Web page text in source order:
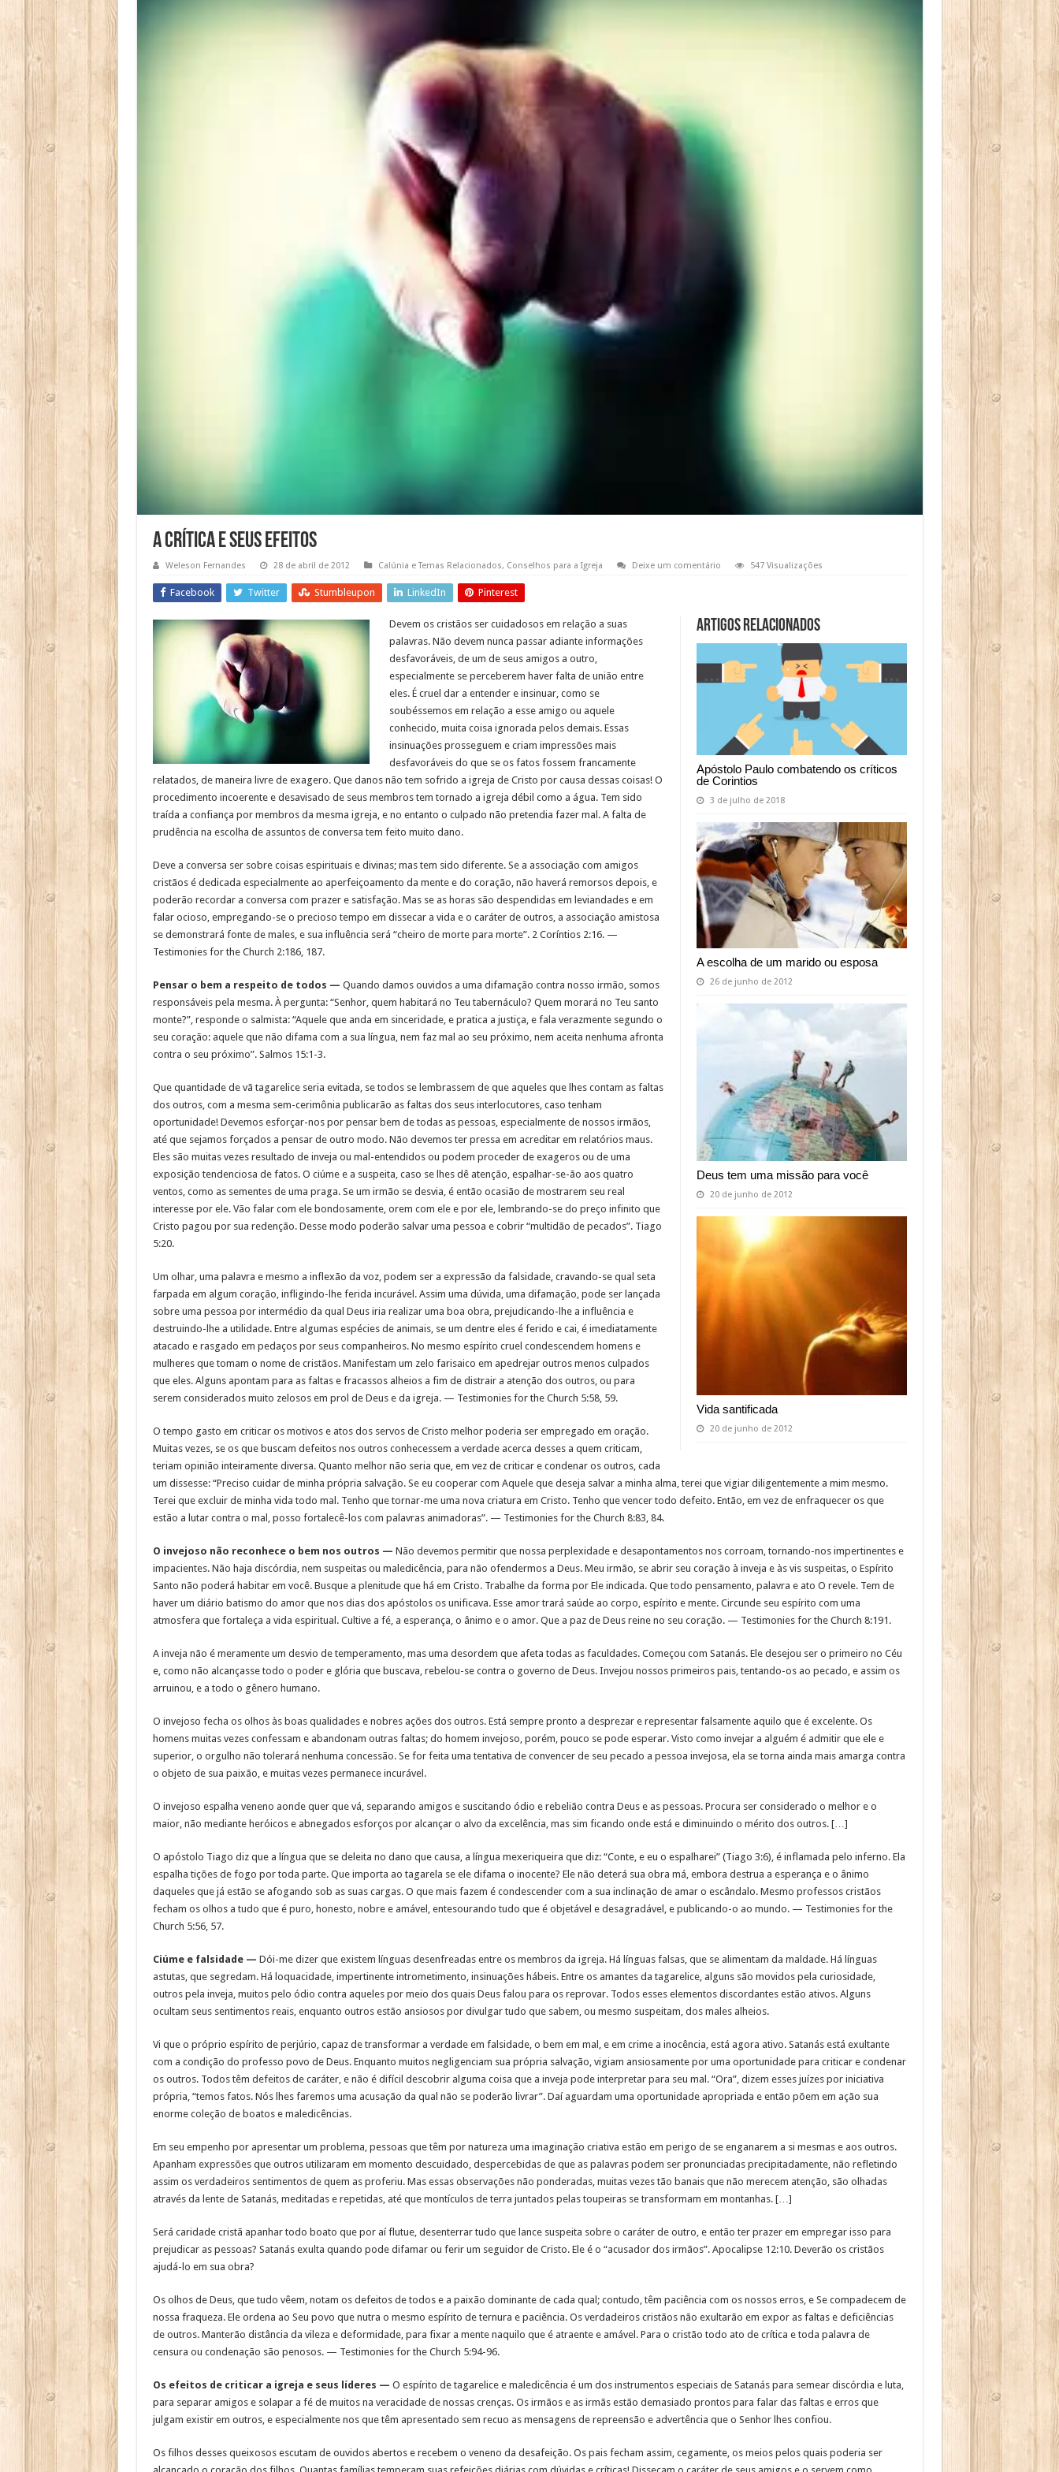
A crítica e seus efeitos
Weleson Fernandes 28 de abril de 2012 Calúnia e Temas Relacionados, Conselhos para a Igreja Deixe um comentário 547 Visualizações
Facebook Twitter Stumbleupon LinkedIn Pinterest
Artigos relacionados
Apóstolo Paulo combatendo os críticos
de Corintios
3 de julho de 2018
A escolha de um marido ou esposa
26 de junho de 2012
Deus tem uma missão para você
20 de junho de 2012
Vida santificada
20 de junho de 2012
Devem os cristãos ser cuidadosos em relação a suas
palavras. Não devem nunca passar adiante informações
desfavoráveis, de um de seus amigos a outro,
especialmente se perceberem haver falta de união entre
eles. É cruel dar a entender e insinuar, como se
soubéssemos em relação a esse amigo ou aquele
conhecido, muita coisa ignorada pelos demais. Essas
insinuações prosseguem e criam impressões mais
desfavoráveis do que se os fatos fossem francamente
relatados, de maneira livre de exagero. Que danos não tem sofrido a igreja de Cristo por causa dessas coisas! O
procedimento incoerente e desavisado de seus membros tem tornado a igreja débil como a água. Tem sido
traída a confiança por membros da mesma igreja, e no entanto o culpado não pretendia fazer mal. A falta de
prudência na escolha de assuntos de conversa tem feito muito dano.
Deve a conversa ser sobre coisas espirituais e divinas; mas tem sido diferente. Se a associação com amigos
cristãos é dedicada especialmente ao aperfeiçoamento da mente e do coração, não haverá remorsos depois, e
poderão recordar a conversa com prazer e satisfação. Mas se as horas são despendidas em leviandades e em
falar ocioso, empregando-se o precioso tempo em dissecar a vida e o caráter de outros, a associação amistosa
se demonstrará fonte de males, e sua influência será “cheiro de morte para morte”. 2 Coríntios 2:16. —
Testimonies for the Church 2:186, 187.
Pensar o bem a respeito de todos — Quando damos ouvidos a uma difamação contra nosso irmão, somos
responsáveis pela mesma. À pergunta: “Senhor, quem habitará no Teu tabernáculo? Quem morará no Teu santo
monte?”, responde o salmista: “Aquele que anda em sinceridade, e pratica a justiça, e fala verazmente segundo o
seu coração: aquele que não difama com a sua língua, nem faz mal ao seu próximo, nem aceita nenhuma afronta
contra o seu próximo”. Salmos 15:1-3.
Que quantidade de vã tagarelice seria evitada, se todos se lembrassem de que aqueles que lhes contam as faltas
dos outros, com a mesma sem-cerimônia publicarão as faltas dos seus interlocutores, caso tenham
oportunidade! Devemos esforçar-nos por pensar bem de todas as pessoas, especialmente de nossos irmãos,
até que sejamos forçados a pensar de outro modo. Não devemos ter pressa em acreditar em relatórios maus.
Eles são muitas vezes resultado de inveja ou mal-entendidos ou podem proceder de exageros ou de uma
exposição tendenciosa de fatos. O ciúme e a suspeita, caso se lhes dê atenção, espalhar-se-ão aos quatro
ventos, como as sementes de uma praga. Se um irmão se desvia, é então ocasião de mostrarem seu real
interesse por ele. Vão falar com ele bondosamente, orem com ele e por ele, lembrando-se do preço infinito que
Cristo pagou por sua redenção. Desse modo poderão salvar uma pessoa e cobrir “multidão de pecados”. Tiago
5:20.
Um olhar, uma palavra e mesmo a inflexão da voz, podem ser a expressão da falsidade, cravando-se qual seta
farpada em algum coração, infligindo-lhe ferida incurável. Assim uma dúvida, uma difamação, pode ser lançada
sobre uma pessoa por intermédio da qual Deus iria realizar uma boa obra, prejudicando-lhe a influência e
destruindo-lhe a utilidade. Entre algumas espécies de animais, se um dentre eles é ferido e cai, é imediatamente
atacado e rasgado em pedaços por seus companheiros. No mesmo espírito cruel condescendem homens e
mulheres que tomam o nome de cristãos. Manifestam um zelo farisaico em apedrejar outros menos culpados
que eles. Alguns apontam para as faltas e fracassos alheios a fim de distrair a atenção dos outros, ou para
serem considerados muito zelosos em prol de Deus e da igreja. — Testimonies for the Church 5:58, 59.
O tempo gasto em criticar os motivos e atos dos servos de Cristo melhor poderia ser empregado em oração.
Muitas vezes, se os que buscam defeitos nos outros conhecessem a verdade acerca desses a quem criticam,
teriam opinião inteiramente diversa. Quanto melhor não seria que, em vez de criticar e condenar os outros, cada
um dissesse: “Preciso cuidar de minha própria salvação. Se eu cooperar com Aquele que deseja salvar a minha alma, terei que vigiar diligentemente a mim mesmo.
Terei que excluir de minha vida todo mal. Tenho que tornar-me uma nova criatura em Cristo. Tenho que vencer todo defeito. Então, em vez de enfraquecer os que
estão a lutar contra o mal, posso fortalecê-los com palavras animadoras”. — Testimonies for the Church 8:83, 84.
O invejoso não reconhece o bem nos outros — Não devemos permitir que nossa perplexidade e desapontamentos nos corroam, tornando-nos impertinentes e
impacientes. Não haja discórdia, nem suspeitas ou maledicência, para não ofendermos a Deus. Meu irmão, se abrir seu coração à inveja e às vis suspeitas, o Espírito
Santo não poderá habitar em você. Busque a plenitude que há em Cristo. Trabalhe da forma por Ele indicada. Que todo pensamento, palavra e ato O revele. Tem de
haver um diário batismo do amor que nos dias dos apóstolos os unificava. Esse amor trará saúde ao corpo, espírito e mente. Circunde seu espírito com uma
atmosfera que fortaleça a vida espiritual. Cultive a fé, a esperança, o ânimo e o amor. Que a paz de Deus reine no seu coração. — Testimonies for the Church 8:191.
A inveja não é meramente um desvio de temperamento, mas uma desordem que afeta todas as faculdades. Começou com Satanás. Ele desejou ser o primeiro no Céu
e, como não alcançasse todo o poder e glória que buscava, rebelou-se contra o governo de Deus. Invejou nossos primeiros pais, tentando-os ao pecado, e assim os
arruinou, e a todo o gênero humano.
O invejoso fecha os olhos às boas qualidades e nobres ações dos outros. Está sempre pronto a desprezar e representar falsamente aquilo que é excelente. Os
homens muitas vezes confessam e abandonam outras faltas; do homem invejoso, porém, pouco se pode esperar. Visto como invejar a alguém é admitir que ele e
superior, o orgulho não tolerará nenhuma concessão. Se for feita uma tentativa de convencer de seu pecado a pessoa invejosa, ela se torna ainda mais amarga contra
o objeto de sua paixão, e muitas vezes permanece incurável.
O invejoso espalha veneno aonde quer que vá, separando amigos e suscitando ódio e rebelião contra Deus e as pessoas. Procura ser considerado o melhor e o
maior, não mediante heróicos e abnegados esforços por alcançar o alvo da excelência, mas sim ficando onde está e diminuindo o mérito dos outros. […]
O apóstolo Tiago diz que a língua que se deleita no dano que causa, a língua mexeriqueira que diz: “Conte, e eu o espalharei” (Tiago 3:6), é inflamada pelo inferno. Ela
espalha tições de fogo por toda parte. Que importa ao tagarela se ele difama o inocente? Ele não deterá sua obra má, embora destrua a esperança e o ânimo
daqueles que já estão se afogando sob as suas cargas. O que mais fazem é condescender com a sua inclinação de amar o escândalo. Mesmo professos cristãos
fecham os olhos a tudo que é puro, honesto, nobre e amável, entesourando tudo que é objetável e desagradável, e publicando-o ao mundo. — Testimonies for the
Church 5:56, 57.
Ciúme e falsidade — Dói-me dizer que existem línguas desenfreadas entre os membros da igreja. Há línguas falsas, que se alimentam da maldade. Há línguas
astutas, que segredam. Há loquacidade, impertinente intrometimento, insinuações hábeis. Entre os amantes da tagarelice, alguns são movidos pela curiosidade,
outros pela inveja, muitos pelo ódio contra aqueles por meio dos quais Deus falou para os reprovar. Todos esses elementos discordantes estão ativos. Alguns
ocultam seus sentimentos reais, enquanto outros estão ansiosos por divulgar tudo que sabem, ou mesmo suspeitam, dos males alheios.
Vi que o próprio espírito de perjúrio, capaz de transformar a verdade em falsidade, o bem em mal, e em crime a inocência, está agora ativo. Satanás está exultante
com a condição do professo povo de Deus. Enquanto muitos negligenciam sua própria salvação, vigiam ansiosamente por uma oportunidade para criticar e condenar
os outros. Todos têm defeitos de caráter, e não é difícil descobrir alguma coisa que a inveja pode interpretar para seu mal. “Ora”, dizem esses juízes por iniciativa
própria, “temos fatos. Nós lhes faremos uma acusação da qual não se poderão livrar”. Daí aguardam uma oportunidade apropriada e então põem em ação sua
enorme coleção de boatos e maledicências.
Em seu empenho por apresentar um problema, pessoas que têm por natureza uma imaginação criativa estão em perigo de se enganarem a si mesmas e aos outros.
Apanham expressões que outros utilizaram em momento descuidado, despercebidas de que as palavras podem ser pronunciadas precipitadamente, não refletindo
assim os verdadeiros sentimentos de quem as proferiu. Mas essas observações não ponderadas, muitas vezes tão banais que não merecem atenção, são olhadas
através da lente de Satanás, meditadas e repetidas, até que montículos de terra juntados pelas toupeiras se transformam em montanhas. […]
Será caridade cristã apanhar todo boato que por aí flutue, desenterrar tudo que lance suspeita sobre o caráter de outro, e então ter prazer em empregar isso para
prejudicar as pessoas? Satanás exulta quando pode difamar ou ferir um seguidor de Cristo. Ele é o “acusador dos irmãos”. Apocalipse 12:10. Deverão os cristãos
ajudá-lo em sua obra?
Os olhos de Deus, que tudo vêem, notam os defeitos de todos e a paixão dominante de cada qual; contudo, têm paciência com os nossos erros, e Se compadecem de
nossa fraqueza. Ele ordena ao Seu povo que nutra o mesmo espírito de ternura e paciência. Os verdadeiros cristãos não exultarão em expor as faltas e deficiências
de outros. Manterão distância da vileza e deformidade, para fixar a mente naquilo que é atraente e amável. Para o cristão todo ato de crítica e toda palavra de
censura ou condenação são penosos. — Testimonies for the Church 5:94-96.
Os efeitos de criticar a igreja e seus líderes — O espírito de tagarelice e maledicência é um dos instrumentos especiais de Satanás para semear discórdia e luta,
para separar amigos e solapar a fé de muitos na veracidade de nossas crenças. Os irmãos e as irmãs estão demasiado prontos para falar das faltas e erros que
julgam existir em outros, e especialmente nos que têm apresentado sem recuo as mensagens de repreensão e advertência que o Senhor lhes confiou.
Os filhos desses queixosos escutam de ouvidos abertos e recebem o veneno da desafeição. Os pais fecham assim, cegamente, os meios pelos quais poderia ser